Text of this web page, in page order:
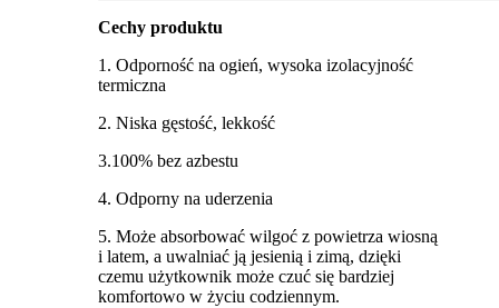
Cechy produktu
1. Odporność na ogień, wysoka izolacyjność
termiczna
2. Niska gęstość, lekkość
3.100% bez azbestu
4. Odporny na uderzenia
5. Może absorbować wilgoć z powietrza wiosną
i latem, a uwalniać ją jesienią i zimą, dzięki
czemu użytkownik może czuć się bardziej
komfortowo w życiu codziennym.